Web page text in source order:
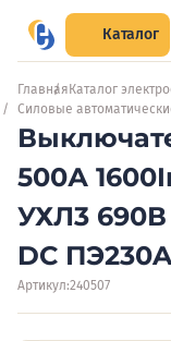
Каталог
Главная Каталог
Силовые
500А
УХЛ3 690В
DC
Артикул:240507